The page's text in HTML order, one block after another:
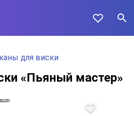
для виски
«Пьяный мастер»